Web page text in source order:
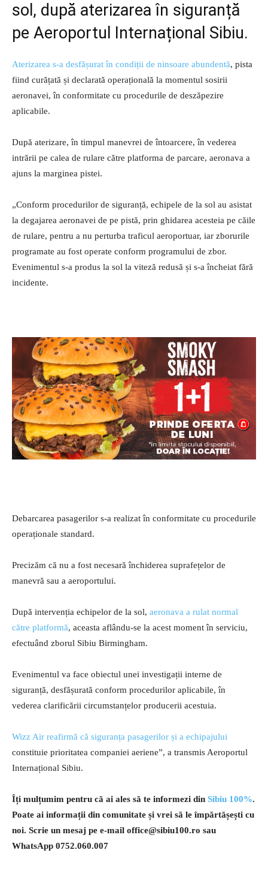
sol, după aterizarea în siguranță
pe Aeroportul Internațional Sibiu.
Aterizarea s-a desfășurat în condiții de ninsoare abundentă, pista
fiind curățată și declarată operațională la momentul sosirii
aeronavei, în conformitate cu procedurile de deszăpezire
aplicabile.
După aterizare, în timpul manevrei de întoarcere, în vederea
intrării pe calea de rulare către platforma de parcare, aeronava a
ajuns la marginea pistei.
„Conform procedurilor de siguranță, echipele de la sol au asistat
la degajarea aeronavei de pe pistă, prin ghidarea acesteia pe căile
de rulare, pentru a nu perturba traficul aeroportuar, iar zborurile
programate au fost operate conform programului de zbor.
Evenimentul s-a produs la sol la viteză redusă și s-a încheiat fără
incidente.
Debarcarea pasagerilor s-a realizat în conformitate cu procedurile
operaționale standard.
Precizăm că nu a fost necesară închiderea suprafețelor de
manevră sau a aeroportului.
După intervenția echipelor de la sol, aeronava a rulat normal
către platformă, aceasta aflându-se la acest moment în serviciu,
efectuând zborul Sibiu Birmingham.
Evenimentul va face obiectul unei investigații interne de
siguranță, desfășurată conform procedurilor aplicabile, în
vederea clarificării circumstanțelor producerii acestuia.
Wizz Air reafirmă că siguranța pasagerilor și a echipajului
constituie prioritatea companiei aeriene”, a transmis Aeroportul
Internațional Sibiu.
Îți mulțumim pentru că ai ales să te informezi din Sibiu 100%.
Poate ai informații din comunitate și vrei să le împărtășești cu
noi. Scrie un mesaj pe e-mail office@sibiu100.ro sau
WhatsApp 0752.060.007